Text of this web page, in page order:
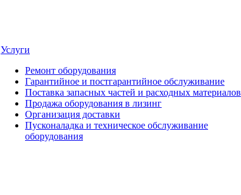
Услуги
Ремонт оборудования
Гарантийное и постгарантийное обслуживание
Поставка запасных частей и расходных материалов
Продажа оборудования в лизинг
Организация доставки
Пусконаладка и техническое обслуживание
оборудования